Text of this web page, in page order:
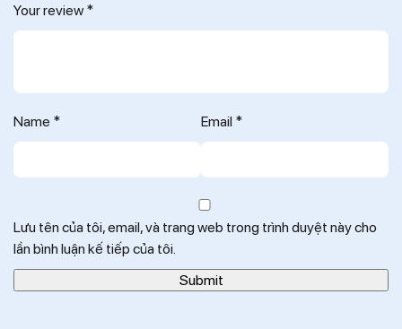
Your review *
Name * Email *
Lưu tên của tôi, email, và trang web trong trình duyệt này cho
lần bình luận kế tiếp của tôi.